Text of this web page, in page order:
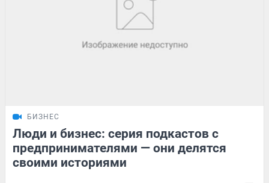
БИЗНЕС
Люди и бизнес: серия подкастов с
предпринимателями — они делятся
своими историями